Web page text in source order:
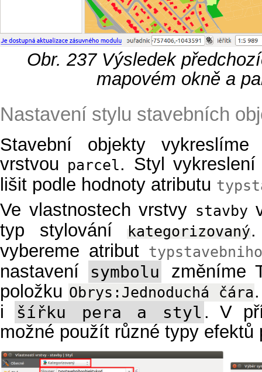
Obr. 237 Výsledek
mapovém okně a
Nastavení stylu stavebních
Stavební objekty
vrstvou parcel. Styl
lišit podle hodnoty atributu
Ve vlastnostech vrstvy stavby
typ stylování
kategorizovaný
vybereme atribut
nastavení symbolu
změníme
položku Obrys:Jednoduchá čára
i
šířku pera a styl . V
možné použít různé typy efektů